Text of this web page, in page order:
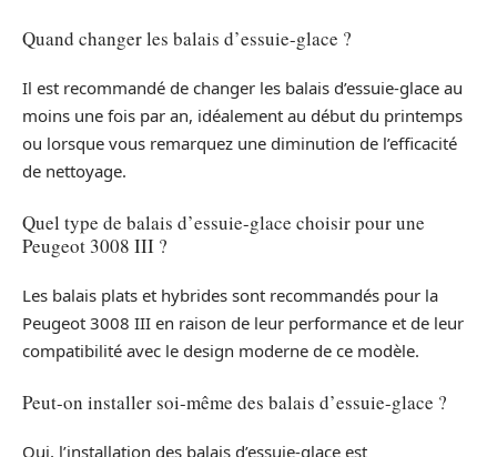
Quand changer les balais d’essuie-glace ?
Il est recommandé de changer les balais d’essuie-glace au
moins une fois par an, idéalement au début du printemps
ou lorsque vous remarquez une diminution de l’efficacité
de nettoyage.
Quel type de balais d’essuie-glace choisir pour une
Peugeot 3008 III ?
Les balais plats et hybrides sont recommandés pour la
Peugeot 3008 III en raison de leur performance et de leur
compatibilité avec le design moderne de ce modèle.
Peut-on installer soi-même des balais d’essuie-glace ?
Oui, l’installation des balais d’essuie-glace est